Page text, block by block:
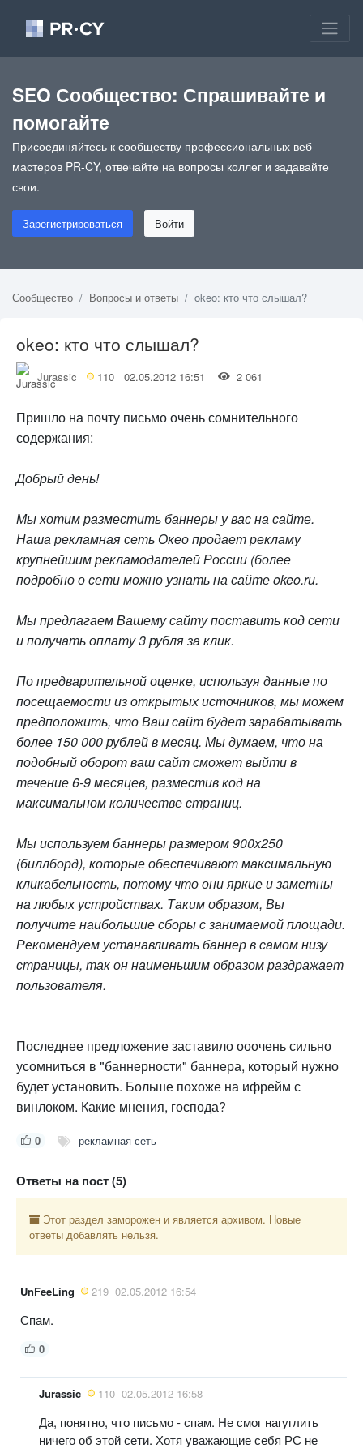
SEO Сообщество: Спрашивайте и
помогайте
Присоединяйтесь к сообществу профессиональных веб-
мастеров PR-CY, отвечайте на вопросы коллег и задавайте
свои.
Зарегистрироваться Войти
Сообщество Вопросы и ответы okeo: кто что слышал?
okeo: кто что слышал?
Jurassic 110 02.05.2012 16:51 2 061
Пришло на почту письмо очень сомнительного
содержания:
Добрый день!
Мы хотим разместить баннеры у вас на сайте.
Наша рекламная сеть Окео продает рекламу
крупнейшим рекламодателей России (более
подробно о сети можно узнать на сайтеokeo.ru.
Мы предлагаем Вашему сайту поставить код сети
и получать оплату 3 рубля за клик.
По предварительной оценке, используя данные по
посещаемости из открытых источников, мы можем
предположить, что Ваш сайт будет зарабатывать
более 150 000 рублей в месяц. Мы думаем, что на
подобный оборот ваш сайт сможет выйти в
течение 6-9 месяцев, разместив код на
максимальном количестве страниц.
Мы используем баннеры размером 900х250
(биллборд), которые обеспечивают максимальную
кликабельность, потому что они яркие и заметны
на любых устройствах. Таким образом, Вы
получите наибольшие сборы с занимаемой площади.
Рекомендуем устанавливать баннер в самом низу
страницы, так он наименьшим образом раздражает
пользователя.
Последнее предложение заставило ооочень сильно
усомниться в "баннерности" баннера, который нужно
будет установить. Больше похоже на ифрейм с
винлоком. Какие мнения, господа?
0 рекламная сеть
Ответы на пост (5)
Этот раздел заморожен и является архивом. Новые
ответы добавлять нельзя.
UnFeeLing 219 02.05.2012 16:54
Спам.
0
Jurassic 110 02.05.2012 16:58
Да, понятно, что письмо - спам. Не смог нагуглить
ничего об этой сети. Хотя уважающие себя РС не